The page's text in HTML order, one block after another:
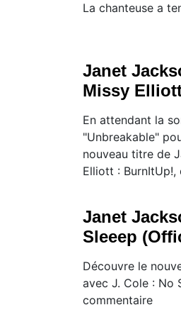
La chanteuse a
Janet
Missy
En attendant la
"Unbreakable"
nouveau titre de
Elliott :
Janet
Sleeep
Découvre le
avec J. Cole : No
commentaire